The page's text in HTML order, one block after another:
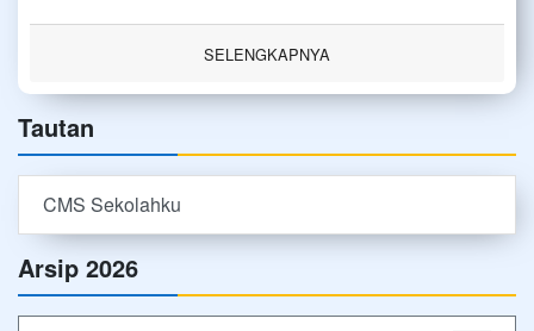
SELENGKAPNYA
Tautan
CMS Sekolahku
Arsip 2026